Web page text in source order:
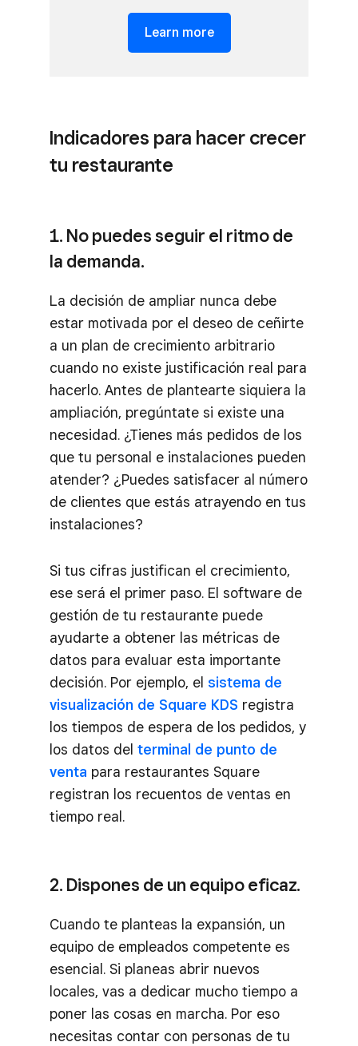
Learn more
Indicadores para hacer crecer
tu restaurante
1. No puedes seguir el ritmo de
la demanda.
La decisión de ampliar nunca debe
estar motivada por el deseo de ceñirte
a un plan de crecimiento arbitrario
cuando no existe justificación real para
hacerlo. Antes de plantearte siquiera la
ampliación, pregúntate si existe una
necesidad. ¿Tienes más pedidos de los
que tu personal e instalaciones pueden
atender? ¿Puedes satisfacer al número
de clientes que estás atrayendo en tus
instalaciones?
Si tus cifras justifican el crecimiento,
ese será el primer paso. El software de
gestión de tu restaurante puede
ayudarte a obtener las métricas de
datos para evaluar esta importante
decisión. Por ejemplo, el sistema de
visualización de Square KDS registra
los tiempos de espera de los pedidos, y
los datos del terminal de punto de
venta para restaurantes Square
registran los recuentos de ventas en
tiempo real.
2. Dispones de un equipo eficaz.
Cuando te planteas la expansión, un
equipo de empleados competente es
esencial. Si planeas abrir nuevos
locales, vas a dedicar mucho tiempo a
poner las cosas en marcha. Por eso
necesitas contar con personas de tu